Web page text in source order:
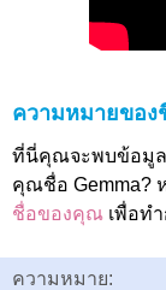
ความหมายของ
ที่นี่คุณจะพบข้อมูล
คุณชื่อ Gemma?
ชื่อของคุณ เพื่อท
ความหมาย: